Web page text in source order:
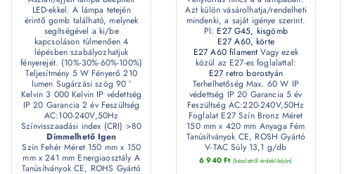
LED-ekkel. A lámpa tetején
érintő gomb található, melynek
segítségével a ki/be
kapcsoláson túlmenően 4
lépésben szabályozhatjuk
fényerejét. (10%-30%-60%-100%)
Teljesítmény 5 W Fényerő 210
lumen Sugárzási szög 90 °
Kelvin 3 000 Kelvin IP védettség
IP 20 Garancia 2 év Feszültség
AC:100-240V,50Hz
Színvisszaadási index (CRI) >80
Dimmelhető Igen
Szín Fehér Méret 150 mm x 150
mm x 241 mm Energiaosztály A
Tanúsítványok CE, ROHS Gyártó
Azt külön vásárolhatja/rendelheti
mindenki, a saját igénye szerint.
Pl: E27 G45, kisgömb
E27 A60, körte
E27 A60 filament Vagy ezek
közül az E27-es foglalattal:
E27 retro borostyán
Terhelhetőség Max. 60 W IP
védettség IP 20 Garancia 5 év
Feszültség AC:220-240V,50Hz
Foglalat E27 Szín Bronz Méret
150 mm x 420 mm Anyaga Fém
Tanúsítványok CE, ROSH Gyártó
V-TAC Súly 13,1 g/db
6 940Ft (készletről érdeklődjön)